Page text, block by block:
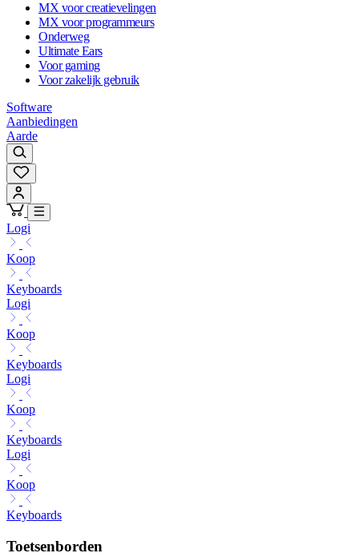
MX voor creatievelingen
MX voor programmeurs
Onderweg
Ultimate Ears
Voor gaming
Voor zakelijk gebruik
Software
Aanbiedingen
Aarde
Logi
Koop
Keyboards
Logi
Koop
Keyboards
Logi
Koop
Keyboards
Logi
Koop
Keyboards
Toetsenborden